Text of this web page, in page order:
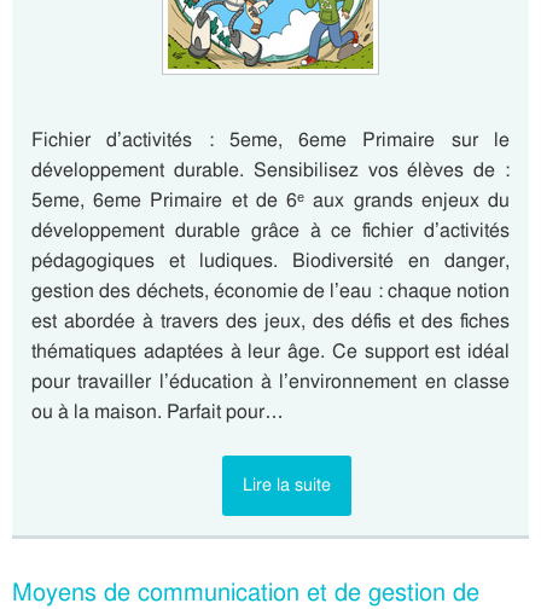
Fichier d’activités : 5eme, 6eme Primaire sur le
développement durable. Sensibilisez vos élèves de :
5eme, 6eme Primaire et de 6ᵉ aux grands enjeux du
développement durable grâce à ce fichier d’activités
pédagogiques et ludiques. Biodiversité en danger,
gestion des déchets, économie de l’eau : chaque notion
est abordée à travers des jeux, des défis et des fiches
thématiques adaptées à leur âge. Ce support est idéal
pour travailler l’éducation à l’environnement en classe
ou à la maison. Parfait pour…
Lire la suite
Moyens de communication et de gestion de